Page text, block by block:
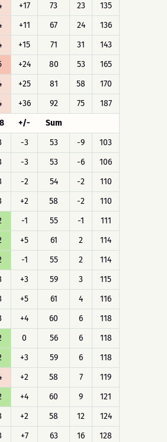
+17 73 23
135
+11 67 24
136
+15 71 31
143
+24 80 53
165
+25 81 58
170
+36 92 75
187
+/-
Sum
-3 53 -9
103
-3 53 -6
106
-2 54 -2
110
+2 58 -2
110
-1 55 -1
111
+5 61 2
114
-1 55 2
114
+3 59 3
115
+5 61 4
116
+4 60 6
118
0 56 6
118
+3 59 6
118
+2 58 7
119
+4 60 9
121
+2 58 12
124
+7 63 16
128